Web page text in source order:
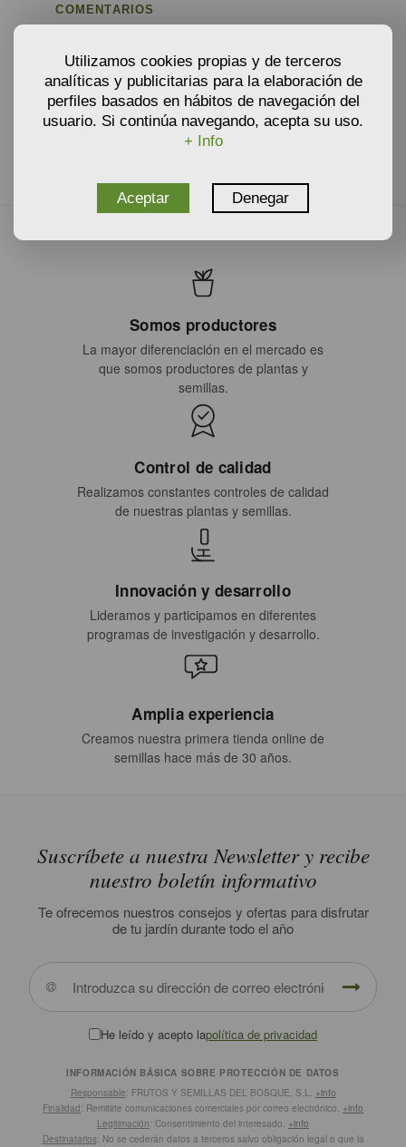
COMENTARIOS
sesión desde tu cuenta de usuario y sé el primero en
comentar.
Solo usuarios registrados y autenticados
pueden añadir comentarios
Somos productores
La mayor diferenciación en el mercado es
que somos productores de plantas y
semillas.
Control de calidad
Realizamos constantes controles de calidad
de nuestras plantas y semillas.
Innovación y desarrollo
Lideramos y participamos en diferentes
programas de investigación y desarrollo.
Amplia experiencia
Creamos nuestra primera tienda online de
semillas hace más de 30 años.
Suscríbete a nuestra Newsletter y recibe
nuestro boletín informativo
Te ofrecemos nuestros consejos y ofertas para disfrutar
de tu jardín durante todo el año
He leído y acepto lapolítica de privacidad
INFORMACIÓN BÁSICA SOBRE PROTECCIÓN DE DATOS
Responsable: FRUTOS Y SEMILLAS DEL BOSQUE, S.L. +info
Finalidad: Remitirte comunicaciones comerciales por correo electrónico. +info
Legitimación: Consentimiento del interesado. +info
Destinatarios: No se cederán datos a terceros salvo obligación legal o que la
Utilizamos cookies propias y de terceros
analíticas y publicitarias para la elaboración de
perfiles basados en hábitos de navegación del
usuario. Si continúa navegando, acepta su uso.
+ Info
Aceptar Denegar